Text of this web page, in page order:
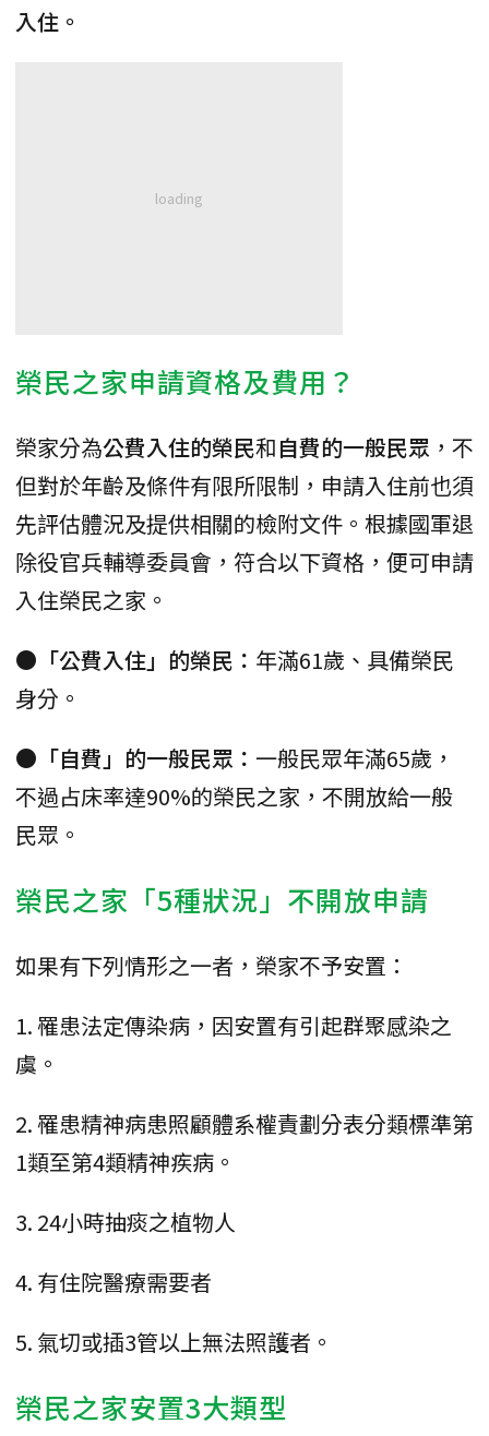
入住。
榮民之家申請資格及費用？
榮家分為公費入住的榮民和自費的一般民眾 ，不
但對於年齡及條件有限所限制，申請入住前也須
先評估體況及提供相關的檢附文件。根據國軍退
除役官兵輔導委員會，符合以下資格，便可申請
入住榮民之家。
●「公費入住」的榮民： 年滿61歲、具備榮民
身分。
●「自費」的一般民眾： 一般民眾年滿65歲，
不過占床率達90%的榮民之家，不開放給一般
民眾。
榮民之家「5種狀況」不開放申請
如果有下列情形之一者，榮家不予安置：
1. 罹患法定傳染病，因安置有引起群聚感染之
虞。
2. 罹患精神病患照顧體系權責劃分表分類標準第
1類至第4類精神疾病。
3. 24小時抽痰之植物人
4. 有住院醫療需要者
5. 氣切或插3管以上無法照護者。
榮民之家安置3大類型